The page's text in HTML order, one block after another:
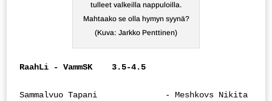
tulleet valkeilla nappuloilla.
Mahtaako se olla hymyn syynä?
(Kuva: Jarkko Penttinen)
RaahLi - VammSK    3.5-4.5
Sammalvuo Tapani              - Meshkovs Nikita